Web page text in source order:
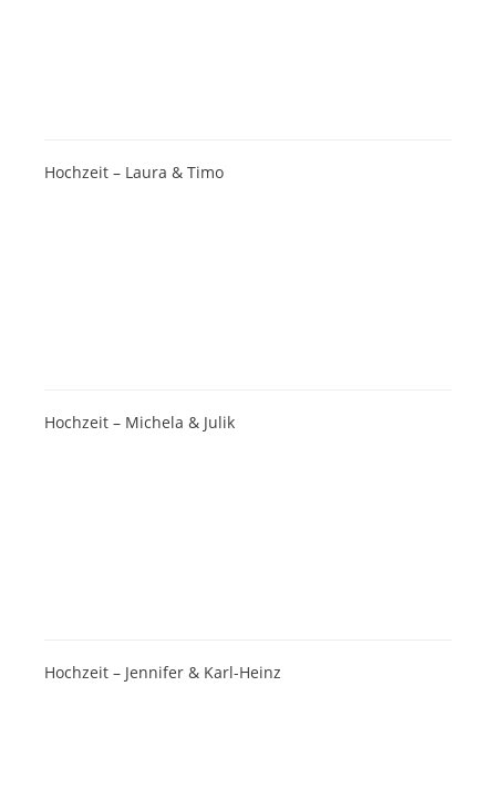
Hochzeit – Laura & Timo
Hochzeit – Michela & Julik
Hochzeit – Jennifer & Karl-Heinz